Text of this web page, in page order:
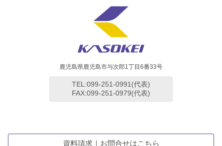
鹿児島県鹿児島市与次郎1丁目6番33号
TEL:099-251-0991(代表)
FAX:099-251-0979(代表)
資料請求｜お問合せはこちら